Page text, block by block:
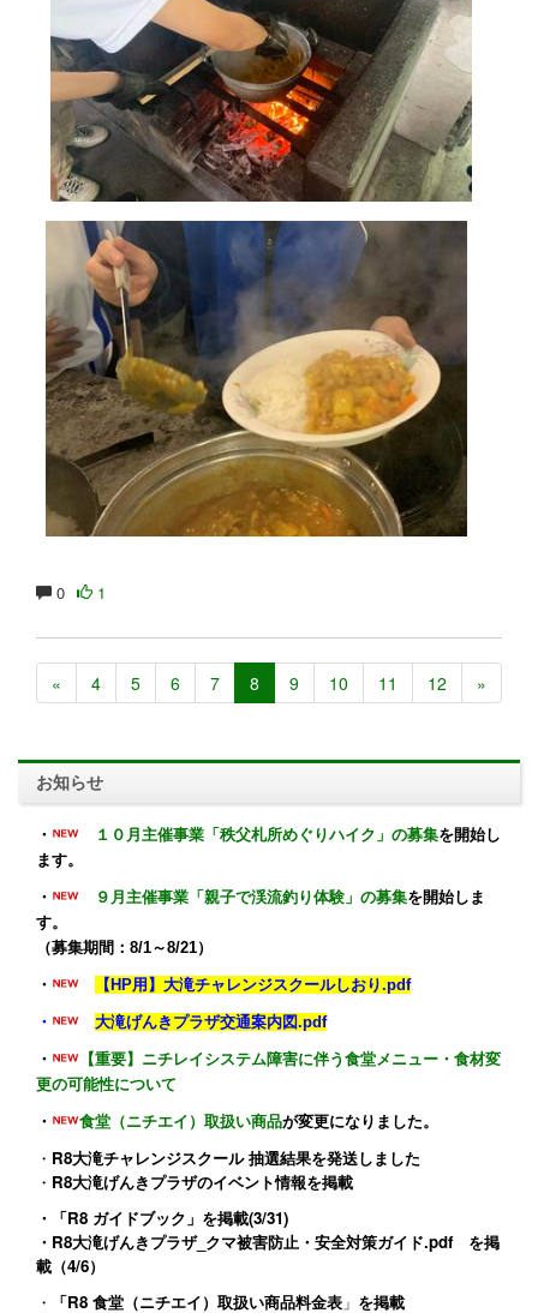
0 1
« 4 5 6 7 8 9 10 11 12 »
お知らせ
・ １０月主催事業「秩父札所めぐりハイク」の募集を開始し
ます。
・ ９月主催事業「親子で渓流釣り体験」の募集を開始しま
す。
（募集期間：8/1～8/21）
・ 【HP用】大滝チャレンジスクールしおり.pdf
・ 大滝げんきプラザ交通案内図.pdf
・
【重要】ニチレイシステム障害に伴う食堂メニュー・食材変
更の可能性について
・ 食堂（ニチエイ）取扱い商品が変更になりました。
・ R8大滝チャレンジスクール 抽選結果を発送しました
・ R8大滝げんきプラザのイベント情報を掲載
・ 「R8 ガイドブック」 を掲載(3/31)
・ R8大滝げんきプラザ_クマ被害防止・安全対策ガイド.pdfを掲
載（4/6）
・
「R8 食堂（ニチエイ）取扱い商品料金表 」 を掲載